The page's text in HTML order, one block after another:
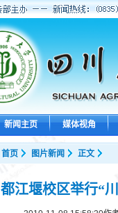
新闻主页 媒体视角
首页 图片新闻 正文
都江堰校区举行“